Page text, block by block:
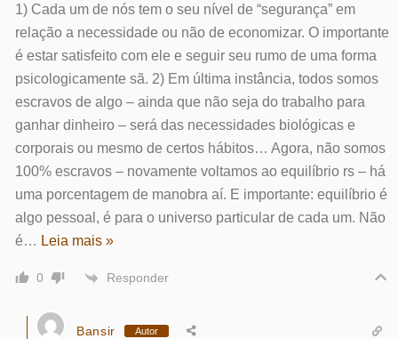
1) Cada um de nós tem o seu nível de “segurança” em
relação a necessidade ou não de economizar. O importante
é estar satisfeito com ele e seguir seu rumo de uma forma
psicologicamente sã. 2) Em última instância, todos somos
escravos de algo – ainda que não seja do trabalho para
ganhar dinheiro – será das necessidades biológicas e
corporais ou mesmo de certos hábitos… Agora, não somos
100% escravos – novamente voltamos ao equilíbrio rs – há
uma porcentagem de manobra aí. E importante: equilíbrio é
algo pessoal, é para o universo particular de cada um. Não
é… Leia mais »
0 Responder
Bansir Autor